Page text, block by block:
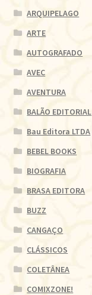
ARQUIPELAGO
ARTE
AUTOGRAFADO
AVEC
AVENTURA
BALÃO EDITORIAL
Bau Editora LTDA
BEBEL BOOKS
BIOGRAFIA
BRASA EDITORA
BUZZ
CANGAÇO
CLÁSSICOS
COLETÂNEA
COMIXZONE!